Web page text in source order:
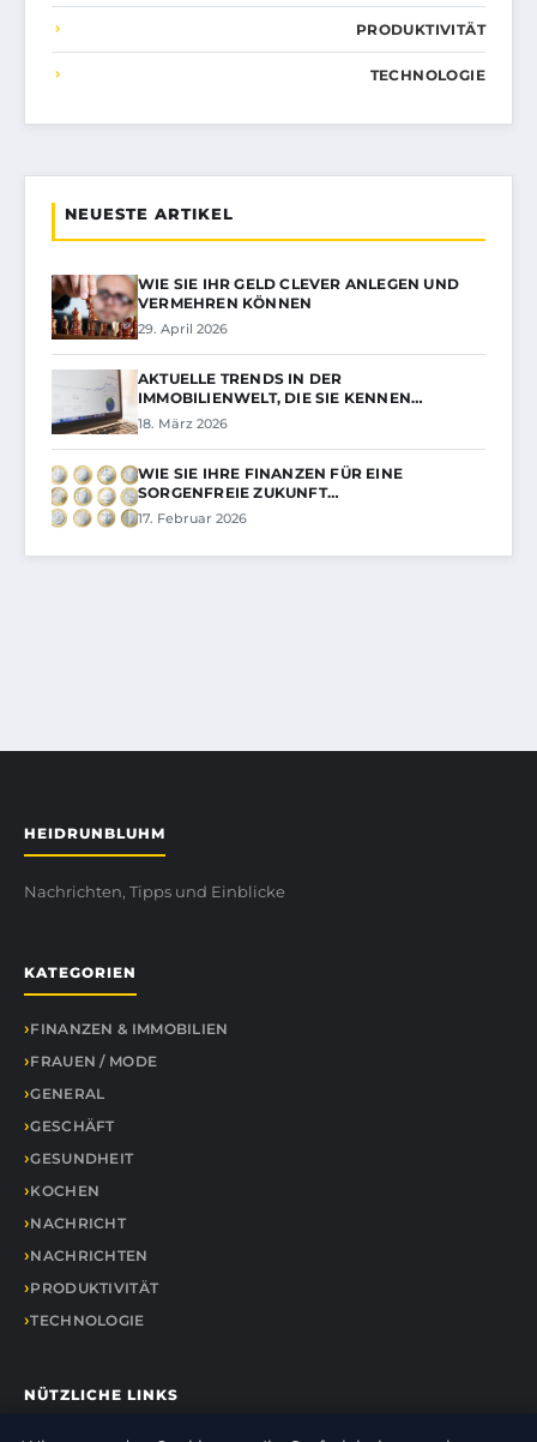
PRODUKTIVITÄT
TECHNOLOGIE
NEUESTE ARTIKEL
WIE SIE IHR GELD CLEVER ANLEGEN UND
VERMEHREN KÖNNEN
29. April 2026
AKTUELLE TRENDS IN DER
IMMOBILIENWELT, DIE SIE KENNEN…
18. März 2026
WIE SIE IHRE FINANZEN FÜR EINE
SORGENFREIE ZUKUNFT…
17. Februar 2026
HEIDRUNBLUHM
Nachrichten, Tipps und Einblicke
KATEGORIEN
FINANZEN & IMMOBILIEN
FRAUEN / MODE
GENERAL
GESCHÄFT
GESUNDHEIT
KOCHEN
NACHRICHT
NACHRICHTEN
PRODUKTIVITÄT
TECHNOLOGIE
NÜTZLICHE LINKS